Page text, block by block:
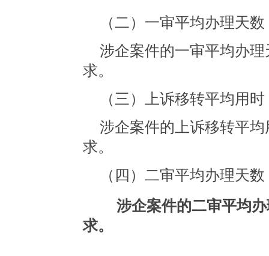
（二）一审平均办理天数
涉企案件的一审平均办
求。
（三）上诉移转平均用时
涉企案件的上诉移转平
求。
（四）二审平均办理天数
涉企案件的二审平均
求。